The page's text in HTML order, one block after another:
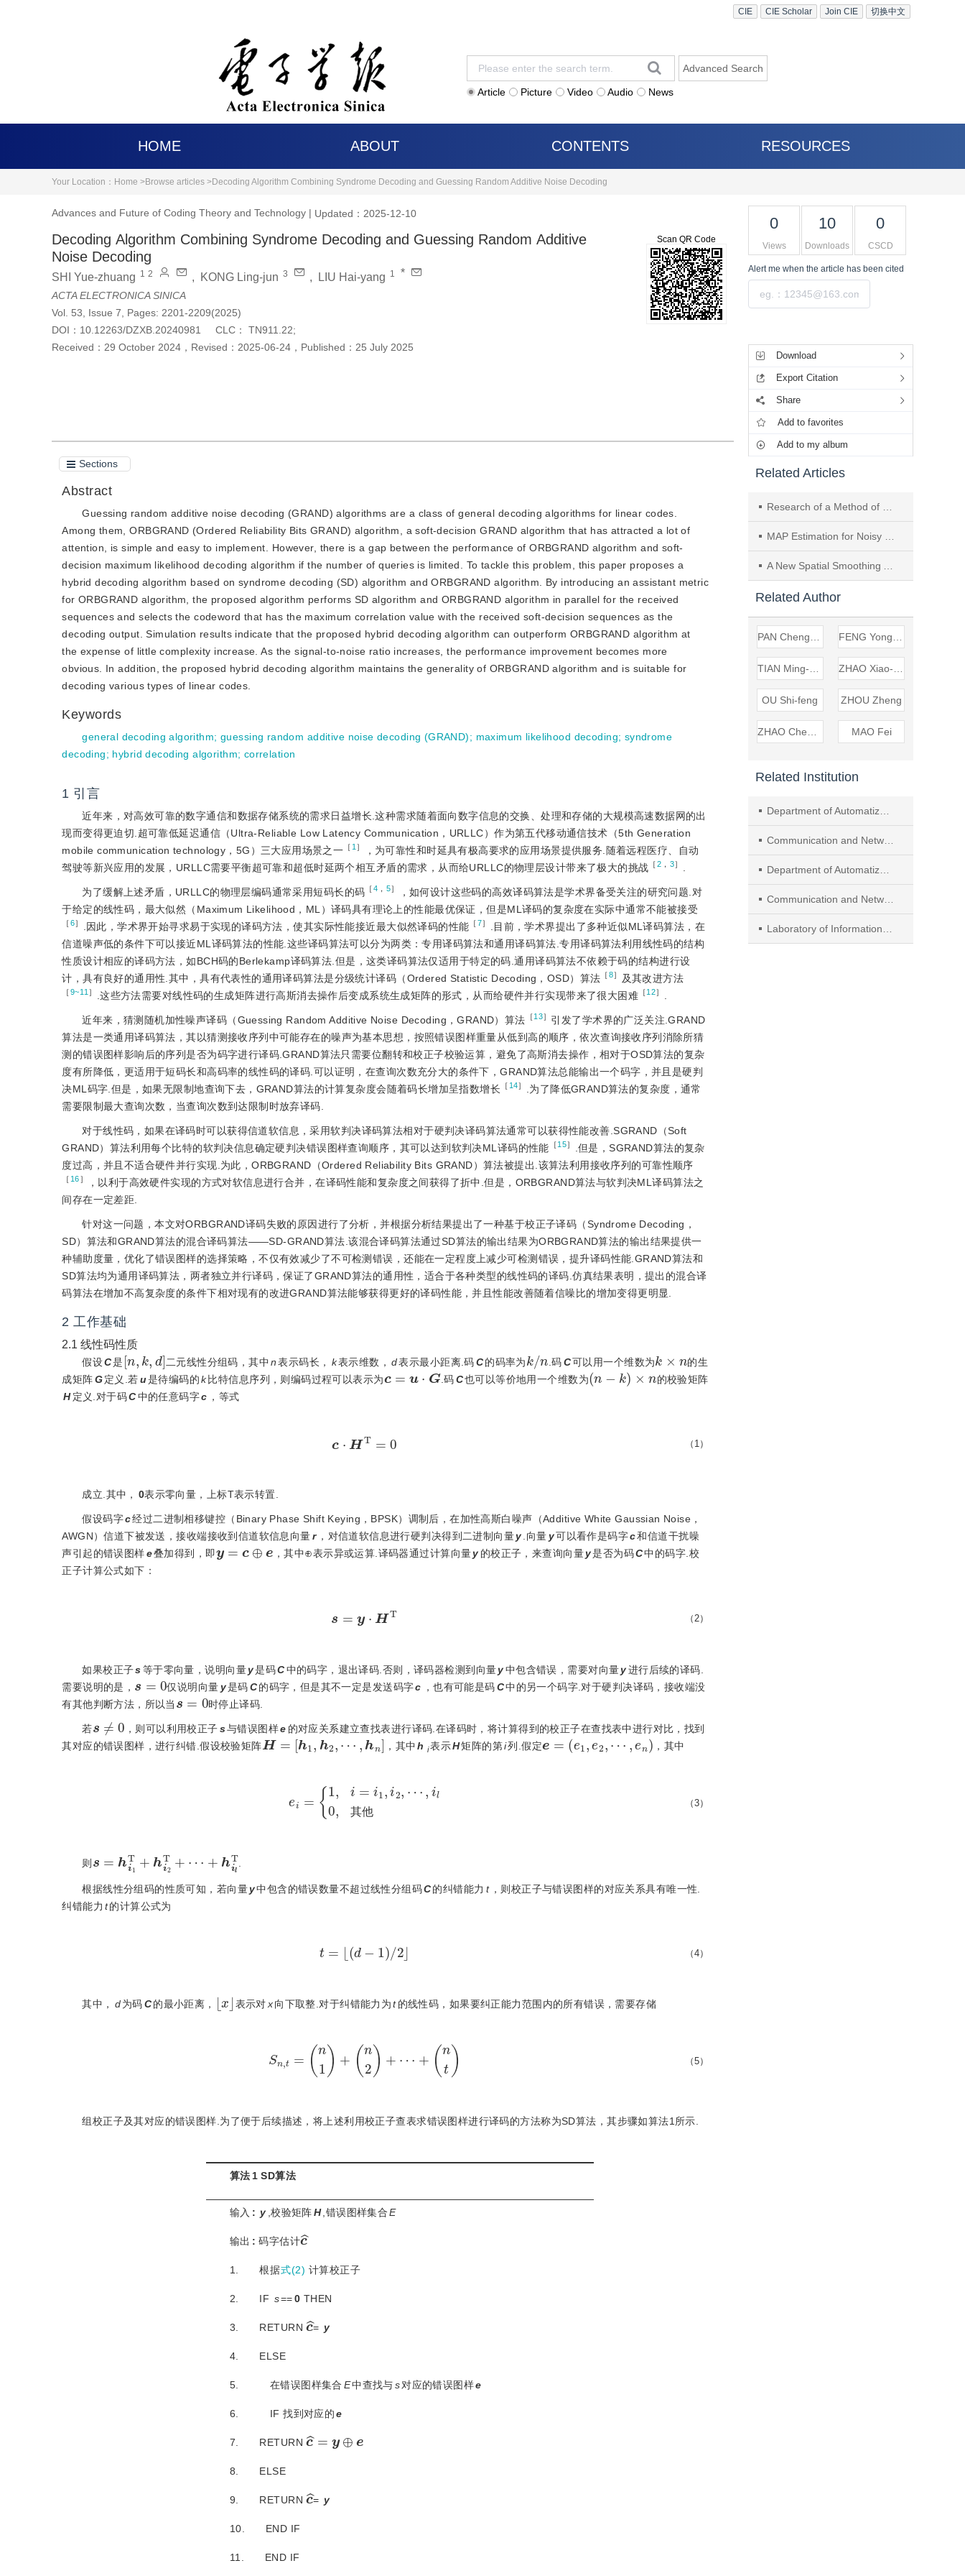
切换中文
Join CIE
CIE Scholar
CIE
Article Picture Video Audio News
Advanced Search
HOME ABOUT CONTENTS RESOURCES
Your Location： Home >Browse articles >Decoding Algorithm Combining Syndrome Decoding and Guessing Random Additive Noise Decoding
Advances and Future of Coding Theory and Technology | Updated：2025-12-10
Decoding Algorithm Combining Syndrome Decoding and Guessing Random Additive
Noise Decoding
SHI Yue-zhuang 1 2 , KONG Ling-jun 3 , LIU Hai-yang 1 *
ACTA ELECTRONICA SINICA
Vol. 53, Issue 7, Pages: 2201-2209(2025)
DOI： 10.12263/DZXB.20240981 CLC：
TN911.22;
Received： 29 October 2024 ， Revised： 2025-06-24 ， Published： 25 July 2025
Scan QR Code
Sections
Abstract
Guessing random additive noise decoding (GRAND) algorithms are a class of general decoding algorithms for linear codes.
Among them, ORBGRAND (Ordered Reliability Bits GRAND) algorithm, a soft-decision GRAND algorithm that has attracted a lot of
attention, is simple and easy to implement. However, there is a gap between the performance of ORBGRAND algorithm and soft-
decision maximum likelihood decoding algorithm if the number of queries is limited. To tackle this problem, this paper proposes a
hybrid decoding algorithm based on syndrome decoding (SD) algorithm and ORBGRAND algorithm. By introducing an assistant metric
for ORBGRAND algorithm, the proposed algorithm performs SD algorithm and ORBGRAND algorithm in parallel for the received
sequences and selects the codeword that has the maximum correlation value with the received soft-decision sequences as the
decoding output. Simulation results indicate that the proposed hybrid decoding algorithm can outperform ORBGRAND algorithm at
the expense of little complexity increase. As the signal-to-noise ratio increases, the performance improvement becomes more
obvious. In addition, the proposed hybrid decoding algorithm maintains the generality of ORBGRAND algorithm and is suitable for
decoding various types of linear codes.
Keywords
general decoding algorithm;guessing random additive noise decoding (GRAND); maximum likelihood decoding; syndrome
decoding; hybrid decoding algorithm; correlation
1 引言
近年来，对高效可靠的数字通信和数据存储系统的需求日益增长.这种需求随着面向数字信息的交换、处理和存储的大规模高速数据网的出
现而变得更迫切.超可靠低延迟通信（Ultra-Reliable Low Latency Communication，URLLC）作为第五代移动通信技术（5th Generation
mobile communication technology，5G）三大应用场景之一 ［ 1 ］
，为可靠性和时延具有极高要求的应用场景提供服务.随着远程医疗、自动
驾驶等新兴应用的发展，URLLC需要平衡超可靠和超低时延两个相互矛盾的需求，从而给URLLC的物理层设计带来了极大的挑战 ［2 ， 3］
为了缓解上述矛盾，URLLC的物理层编码通常采用短码长的码 ［4 ， 5］
，如何设计这些码的高效译码算法是学术界备受关注的研究问题.对
于给定的线性码，最大似然（Maximum Likelihood，ML）译码具有理论上的性能最优保证，但是ML译码的复杂度在实际中通常不能被接受
［6］ .因此，学术界开始寻求易于实现的译码方法，使其实际性能接近最大似然译码的性能 ［7］
.目前，学术界提出了多种近似ML译码算法，在
信道噪声低的条件下可以接近ML译码算法的性能.这些译码算法可以分为两类：专用译码算法和通用译码算法.专用译码算法利用线性码的结构
性质设计相应的译码方法，如BCH码的Berlekamp译码算法.但是，这类译码算法仅适用于特定的码.通用译码算法不依赖于码的结构进行设
计，具有良好的通用性.其中，具有代表性的通用译码算法是分级统计译码（Ordered Statistic Decoding，OSD）算法 ［8］ 及其改进方法
［9~11 ］ .这些方法需要对线性码的生成矩阵进行高斯消去操作后变成系统生成矩阵的形式，从而给硬件并行实现带来了很大困难 ［12］
近年来，猜测随机加性噪声译码（Guessing Random Additive Noise Decoding，GRAND）算法 ［13］ 引发了学术界的广泛关注.GRAND
算法是一类通用译码算法，其以猜测接收序列中可能存在的噪声为基本思想，按照错误图样重量从低到高的顺序，依次查询接收序列消除所猜
测的错误图样影响后的序列是否为码字进行译码.GRAND算法只需要位翻转和校正子校验运算，避免了高斯消去操作，相对于OSD算法的复杂
度有所降低，更适用于短码长和高码率的线性码的译码.可以证明，在查询次数充分大的条件下，GRAND算法总能输出一个码字，并且是硬判
决ML码字.但是，如果无限制地查询下去，GRAND算法的计算复杂度会随着码长增加呈指数增长 ［ 14］
.为了降低GRAND算法的复杂度，通常
需要限制最大查询次数，当查询次数到达限制时放弃译码.
对于线性码，如果在译码时可以获得信道软信息，采用软判决译码算法相对于硬判决译码算法通常可以获得性能改善.SGRAND（Soft
GRAND）算法利用每个比特的软判决信息确定硬判决错误图样查询顺序，其可以达到软判决ML译码的性能 ［15］
.但是，SGRAND算法的复杂
度过高，并且不适合硬件并行实现.为此，ORBGRAND（Ordered Reliability Bits GRAND）算法被提出.该算法利用接收序列的可靠性顺序
［ 16］
，以利于高效硬件实现的方式对软信息进行合并，在译码性能和复杂度之间获得了折中.但是，ORBGRAND算法与软判决ML译码算法之
间存在一定差距.
针对这一问题，本文对ORBGRAND译码失败的原因进行了分析，并根据分析结果提出了一种基于校正子译码（Syndrome Decoding，
SD）算法和GRAND算法的混合译码算法——SD-GRAND算法.该混合译码算法通过SD算法的输出结果为ORBGRAND算法的输出结果提供一
种辅助度量，优化了错误图样的选择策略，不仅有效减少了不可检测错误，还能在一定程度上减少可检测错误，提升译码性能.GRAND算法和
SD算法均为通用译码算法，两者独立并行译码，保证了GRAND算法的通用性，适合于各种类型的线性码的译码.仿真结果表明，提出的混合译
码算法在增加不高复杂度的条件下相对现有的改进GRAND算法能够获得更好的译码性能，并且性能改善随着信噪比的增加变得更明显.
2 工作基础
2.1 线性码性质
假设C是[n k d 二元线性分组码，其中 n 表示码长， k表示维数， d表示最小距离.码C的码率为 k /n .码C可以用一个维数为
k
的生
成矩阵G定义.若u是待编码的k 比特信息序列，则编码过程可以表示为
c=u⋅G
.码C也可以等价地用一个维数为(n k)×n
的校验矩阵
H 定义.对于码C中的任意码字c ，等式
⋅HT （1）
成立.其中， 0表示零向量，上标T表示转置.
假设码字c经过二进制相移键控（Binary Phase Shift Keying，BPSK）调制后，在加性高斯白噪声（Additive White Gaussian Noise，
AWGN）信道下被发送，接收端接收到信道软信息向量r ，对信道软信息进行硬判决得到二进制向量y .向量 y可以看作是码字c和信道干扰噪
声引起的错误图样e叠加得到，即
y=c⊕e
，其中⊕表示异或运算.译码器通过计算向量y 的校正子，来查询向量y是否为码C中的码字.校
正子计算公式如下：
HT （2）
如果校正子s等于零向量，说明向量y是码C中的码字，退出译码.否则，译码器检测到向量y中包含错误，需要对向量y进行后续的译码.
需要说明的是，
s=0
仅说明向量 y是码C的码字，但是其不一定是发送码字c ，也有可能是码C中的另一个码字.对于硬判决译码，接收端没
有其他判断方法，所以当
s=0
时停止译码.
若
≠0
，则可以利用校正子s与错误图样e 的对应关系建立查找表进行译码.在译码时，将计算得到的校正子在查找表中进行对比，找到
其对应的错误图样，进行纠错.假设校验矩阵H=[h1,h2,⋯,hn] ，其中 h i表示H矩阵的第i列.假定e=(e 1,e2,⋯ ,en)，其中
其 他
1,i= ,i ⋯ l0
（3）
则 s hi1T+ hi2 T ⋯ +hil
根据线性分组码的性质可知，若向量y中包含的错误数量不超过线性分组码C的纠错能力 t ，则校正子与错误图样的对应关系具有唯一性.
纠错能力 t的计算公式为
= ( d )/ 2 （4）
其中， d为码C的最小距离， x 表示对x向下取整.对于纠错能力为 t 的线性码，如果要纠正能力范围内的所有错误，需要存储
Sn,t +n2
（5）
组校正子及其对应的错误图样.为了便于后续描述，将上述利用校正子查表求错误图样进行译码的方法称为SD算法，其步骤如算法1所示.
算法 1SD算法
输入 : y ,校验矩阵H ,错误图样集合 E
输出 : 码字估计c
1. 根据式(2) 计算校正子
2. IF s==0 THEN
3. RETURNc= y
4. ELSE
5. 在错误图样集合 E中查找与s对应的错误图样e
6. IF 找到对应的 e
7. RETURNc y⊕e
8. ELSE
9. RETURNc= y
10. END IF
11. END IF
0
Views
10
Downloads
0
CSCD
Alert me when the article has been cited
Download
Export Citation
Share
Add to favorites
Add to my album
Related Articles
Research of a Method of Direct Acquisition Based on P Code in Frequency Domain
MAP Estimation for Noisy Speech Enhancement Based on Inter-Frame Correlation
A New Spatial Smoothing Algorithm——Random Spatial Gain Method
Related Author
OU Shi-feng ZHOU Zheng
MAO Fei
Related Institution
Department of AutomatizationNanjing University of TechnologyNanjingJiangsu 210094China
Communication and Network Institute,Shenyang Ligong University
Department of Automatization,Nanjing University of Technology
Communication and Network InstituteShenyang Ligong UniversityShenyangLiaoning110168China
Laboratory of Information Science,College of Communication Engineering,Jilin University